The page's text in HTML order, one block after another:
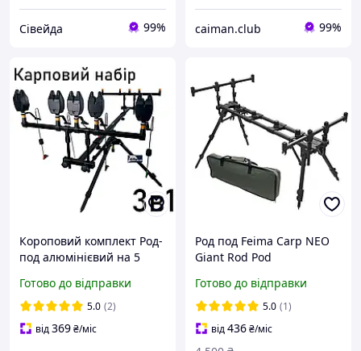
Сівейда 99% caiman.club 99%
Короповий комплект Род-
под алюмінієвий на 5
+ свінгери на штанзі
Готово до відправки
5.0 (2)
від369₴/міс
Род под Feima Carp NEO
Giant Rod Pod
вудилища
Готово до відправки
5.0 (1)
від436₴/міс